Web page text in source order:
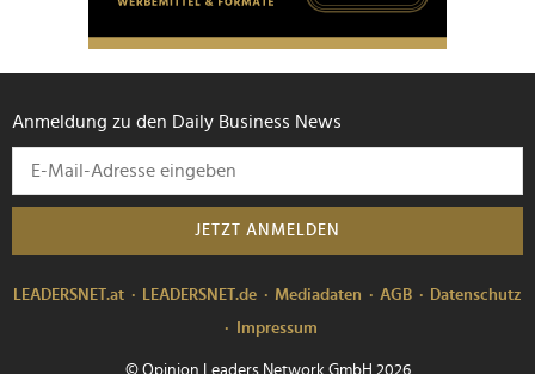
Anmeldung zu den Daily Business News
JETZT ANMELDEN
LEADERSNET.at LEADERSNET.de Mediadaten AGB
Datenschutz
Impressum